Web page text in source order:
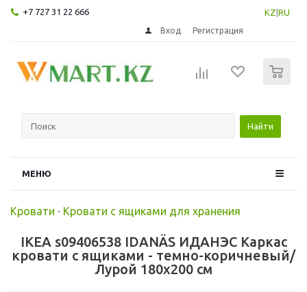
+7 727 31 22 666 KZ RU
Вход Регистрация
Найти
МЕНЮ
Кровати - Кровати с ящиками для хранения
IKEA s09406538 IDANÄS ИДАНЭС Каркас
кровати с ящиками - темно-коричневый/
Лурой 180x200 см